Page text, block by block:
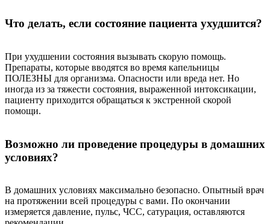
Что делать, если состояние пациента ухудшится?
При ухудшении состояния вызывать скорую помощь.
Препараты, которые вводятся во время капельницы
ПОЛЕЗНЫ для организма. Опасности или вреда нет. Но
иногда из за тяжести состояния, выраженной интоксикации,
пациенту приходится обращаться к экстренной скорой
помощи.
Возможно ли проведение процедуры в домашних
условиях?
В домашних условиях максимально безопасно. Опытный врач
на протяжении всей процедуры с вами. По окончании
измеряется давление, пульс, ЧСС, сатурация, оставляются